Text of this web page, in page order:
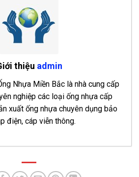
thiệu admin
Nhựa Miền Bắc là nhà cung cấp
nghiệp các loại ống nhựa cấp
xuất ống nhựa chuyên dụng bảo
điện, cáp viễn thông.
nhựa HDPE Hoa Sen 2026